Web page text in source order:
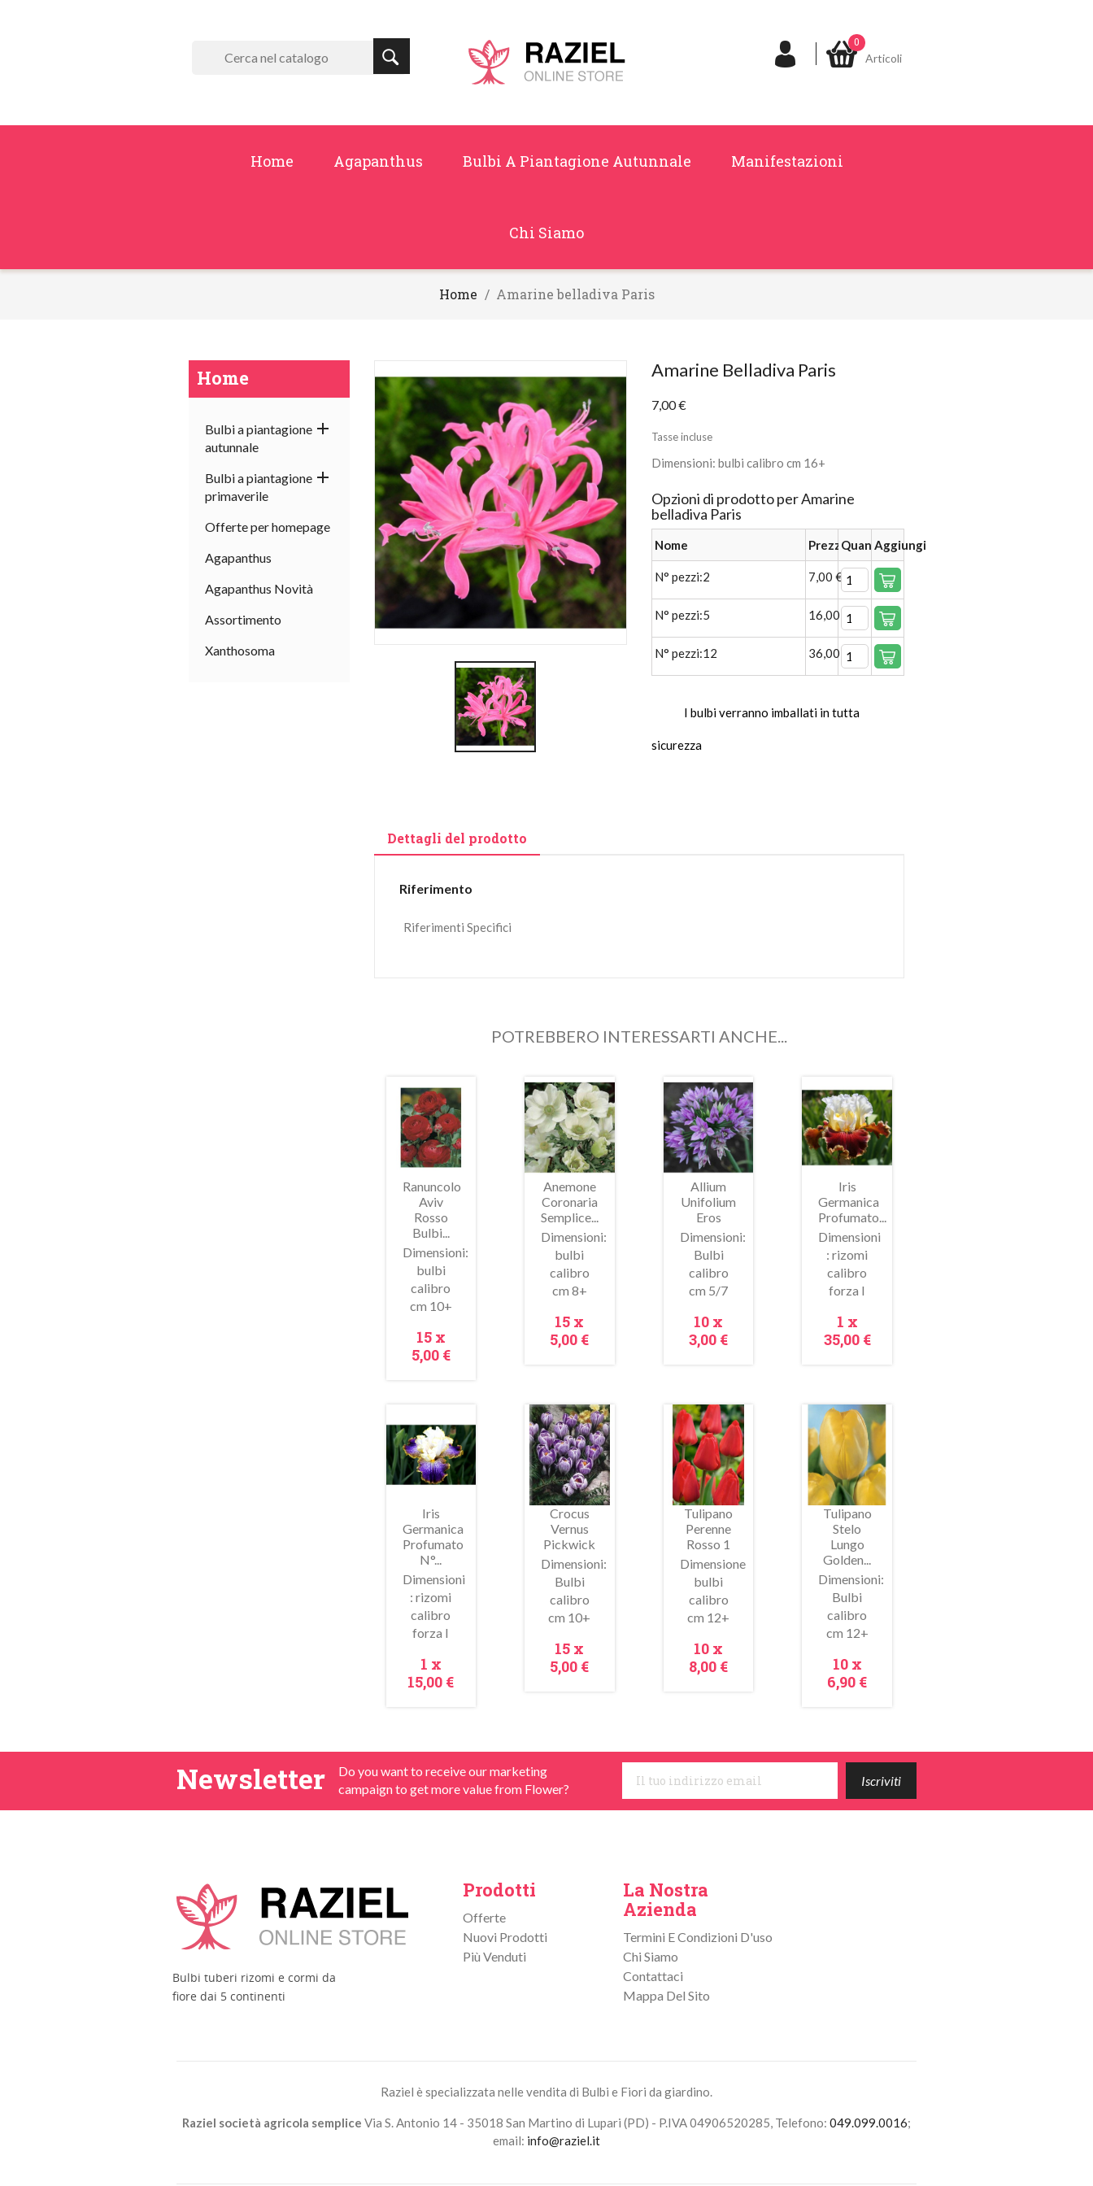
0
Articoli
Home Agapanthus Bulbi A Piantagione Autunnale Manifestazioni
Chi Siamo
Home Amarine belladiva Paris
Home
Bulbi a piantagione
autunnale

Bulbi a piantagione
primaverile

Offerte per homepage
Agapanthus
Agapanthus Novità
Assortimento
Xanthosoma
Amarine Belladiva Paris
7,00 €
Tasse incluse
Dimensioni: bulbi calibro cm 16+
Opzioni di prodotto per Amarine
belladiva Paris
Nome PrezzoQuantitàAggiungi
N° pezzi:2 7,00 €
N° pezzi:5 16,00 €
N° pezzi:12 36,00 €
I bulbi verranno imballati in tutta
sicurezza
Dettagli del prodotto
Riferimento
Riferimenti Specifici
POTREBBERO INTERESSARTI ANCHE...
Anteprima
Ranuncolo
Aviv
Rosso
Bulbi...
Dimensioni:
bulbi
calibro
cm 10+
Prezzo
15 x
5,00 €
saldo!
Anteprima
Anemone
Coronaria
Semplice...
Dimensioni:
bulbi
calibro
cm 8+
Prezzo
15 x
5,00 €
Anteprima
Allium
Unifolium
Eros
Dimensioni:
Bulbi
calibro
cm 5/7
Prezzo
10 x
3,00 €
Anteprima
Iris
Germanica
Profumato...
Dimensioni
: rizomi
calibro
forza I
Prezzo
1 x
35,00 €
Anteprima
Iris
Germanica
Profumato
N°...
Dimensioni
: rizomi
calibro
forza I
Prezzo
1 x
15,00 €
Anteprima
Crocus
Vernus
Pickwick
Dimensioni:
Bulbi
calibro
cm 10+
Prezzo
15 x
5,00 €
Anteprima
Tulipano
Perenne
Rosso 1
Dimensione
bulbi
calibro
cm 12+
Prezzo
10 x
8,00 €
Anteprima
Tulipano
Stelo
Lungo
Golden...
Dimensioni:
Bulbi
calibro
cm 12+
Prezzo
10 x
6,90 €
Newsletter
Do you want to receive our marketing
campaign to get more value from Flower?
Bulbi tuberi rizomi e cormi da
fiore dai 5 continenti
Prodotti
Offerte
Nuovi Prodotti
Più Venduti
La Nostra
Azienda
Termini E Condizioni D'uso
Chi Siamo
Contattaci
Mappa Del Sito
Raziel è specializzata nelle vendita di Bulbi e Fiori da giardino.
Raziel società agricola semplice Via S. Antonio 14 - 35018 San Martino di Lupari (PD) - P.IVA 04906520285, Telefono: 049.099.0016;
email: info@raziel.it